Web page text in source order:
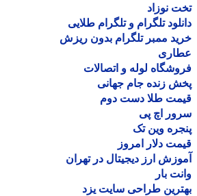
نوزاد
تلگرام و تلگرام طلایی
ممبر تلگرام بدون ریزش
لوله و اتصالات
زنده جام جهانی
طلا دست دوم
اچ پی
وین تک
دلار امروز
ارز دیجیتال در تهران
بار
طراحی سایت یزد